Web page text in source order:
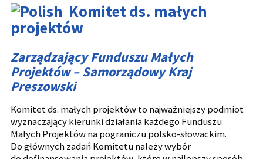
Komitet ds. małych
projektów
Zarządzający Funduszu Małych
Projektów – Samorządowy Kraj
Preszowski
Komitet ds. małych projektów to najważniejszy podmiot
wyznaczający kierunki działania każdego Funduszu
Małych Projektów na pograniczu polsko-słowackim.
Do głównych zadań Komitetu należy wybór